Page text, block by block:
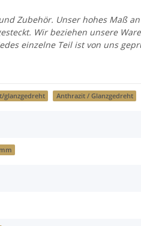
Zubehör. Unser hohes Maß
Wir beziehen unsere
einzelne Teil ist von uns
glanzgedreht Anthrazit / Glanzgedreht